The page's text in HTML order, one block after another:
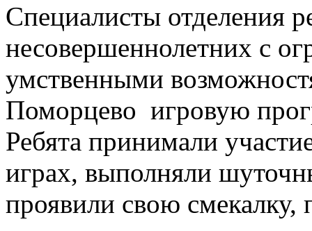
Специалисты отделения
несовершеннолетних с
умственными
Поморцево игровую
Ребята принимали
играх, выполняли
проявили свою смекалку,